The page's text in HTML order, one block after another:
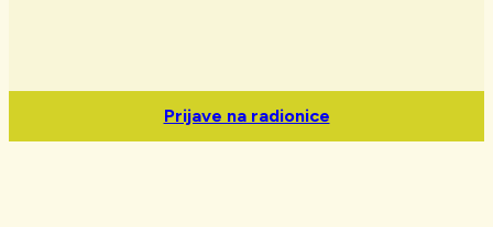
Prijave na radionice